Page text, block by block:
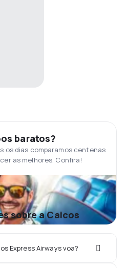
baratos?
os dias comparamos centenas
as melhores. Confira!
sobre a Caicos
Express Airways voa?